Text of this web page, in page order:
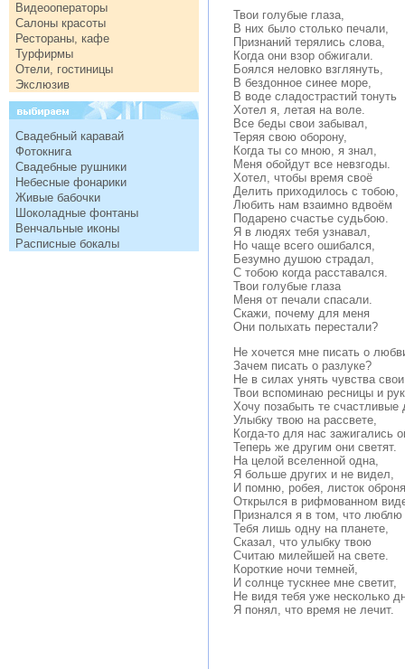
Видеооператоры
Салоны красоты
Рестораны, кафе
Турфирмы
Отели, гостиницы
Экслюзив
Свадебный каравай
Фотокнига
Свадебные рушники
Небесные фонарики
Живые бабочки
Шоколадные фонтаны
Венчальные иконы
Расписные бокалы
Твои голубые глаза,
В них было столько печали,
Признаний терялись слова,
Когда они взор обжигали.
Боялся неловко взглянуть,
В бездонное синее море,
В воде сладострастий тонуть
Хотел я, летая на воле.
Все беды свои забывал,
Теряя свою оборону,
Когда ты со мною, я знал,
Меня обойдут все невзгоды.
Хотел, чтобы время своё
Делить приходилось с тобою,
Любить нам взаимно вдвоём
Подарено счастье судьбою.
Я в людях тебя узнавал,
Но чаще всего ошибался,
Безумно душою страдал,
С тобою когда расставался.
Твои голубые глаза
Меня от печали спасали.
Скажи, почему для меня
Они полыхать перестали?
Не хочется мне писать о
Зачем писать о разлуке?
Не в силах унять чувства свои
Твои вспоминаю ресницы и
Хочу позабыть те счастливые
Улыбку твою на рассвете,
Когда-то для нас зажигались
Теперь же другим они светят.
На целой вселенной одна,
Я больше других и не видел,
И помню, робея, листок
Открылся в рифмованном
Признался я в том, что люблю
Тебя лишь одну на планете,
Сказал, что улыбку твою
Считаю милейшей на свете.
Короткие ночи темней,
И солнце тускнее мне светит,
Не видя тебя уже несколько
Я понял, что время не лечит.